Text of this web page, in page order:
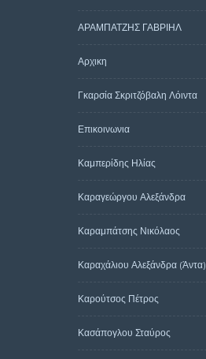
ΑΡΑΜΠΑΤΖΗΣ ΓΑΒΡΙΗΛ
Αρχικη
Γκαρσία Σκριτζόβαλη Λόιντα
Επικοινωνια
Καμπερίδης Ηλίας
Καραγεώργου Αλεξάνδρα
Καραμπάτσης Νικόλαος
Καραχάλιου Αλεξάνδρα (Άντα)
Καρούτσος Πέτρος
Κασάπογλου Σταύρος